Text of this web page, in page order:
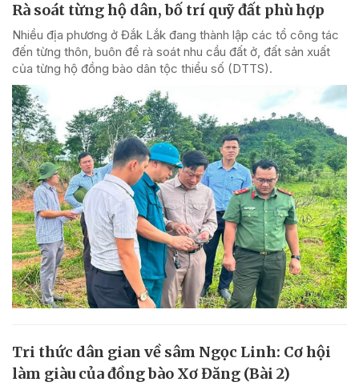
Rà soát từng hộ dân, bố trí quỹ đất phù hợp
Nhiều địa phương ở Đắk Lắk đang thành lập các tổ công tác
đến từng thôn, buôn để rà soát nhu cầu đất ở, đất sản xuất
của từng hộ đồng bào dân tộc thiểu số (DTTS).
Tri thức dân gian về sâm Ngọc Linh: Cơ hội
làm giàu của đồng bào Xơ Đăng (Bài 2)